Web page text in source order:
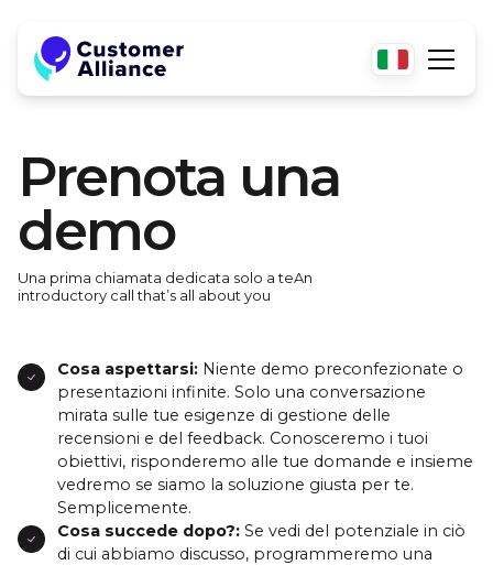
Prenota una
demo
Una prima chiamata dedicata solo a teAn
introductory call that’s all about you
Cosa aspettarsi: Niente demo preconfezionate o
presentazioni infinite. Solo una conversazione
mirata sulle tue esigenze di gestione delle
recensioni e del feedback. Conosceremo i tuoi
obiettivi, risponderemo alle tue domande e insieme
vedremo se siamo la soluzione giusta per te.
Semplicemente.
Cosa succede dopo?: Se vedi del potenziale in ciò
di cui abbiamo discusso, programmeremo una